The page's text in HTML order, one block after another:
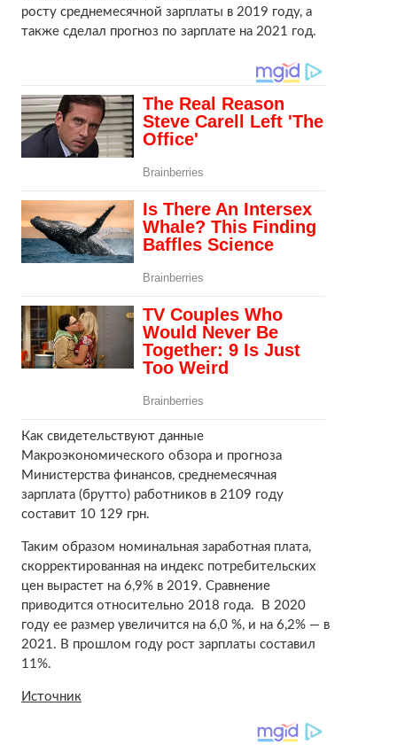
росту среднемесячной зарплаты в 2019 году, а
также сделал прогноз по зарплате на 2021 год.
Как свидетельствуют данные
Макроэкономического обзора и прогноза
Министерства финансов, среднемесячная
зарплата (брутто) работников в 2109 году
составит 10 129 грн.
Таким образом номинальная заработная плата,
скорректированная на индекс потребительских
цен вырастет на 6,9% в 2019. Сравнение
приводится относительно 2018 года. В 2020
году ее размер увеличится на 6,0 %, и на 6,2% — в
2021. В прошлом году рост зарплаты составил
11%.
Источник